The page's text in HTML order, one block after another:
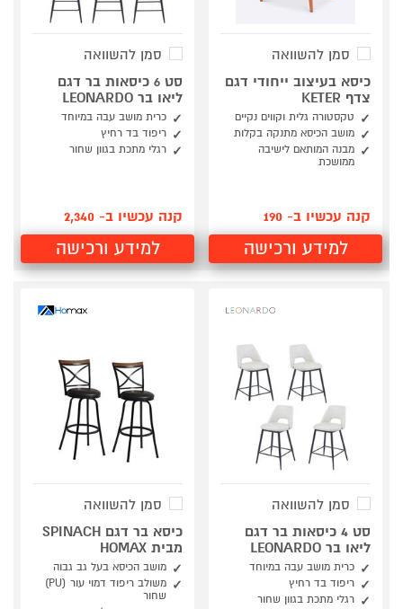
סמן להשוואה
כיסא בעיצוב ייחודי דגם
צדף KETER
טקסטורה גלית וקווים נקיים
מושב הכיסא מתנקה בקלות
מבנה המותאם לישיבה
ממושכת
קנה עכשיו ב- 190
למידע ורכישה
סמן להשוואה
סט 6 כיסאות בר דגם
ליאו בר LEONARDO
כרית מושב עבה במיוחד
ריפוד בד רחיץ
רגלי מתכת בגוון שחור
קנה עכשיו ב- 2,340
למידע ורכישה
סמן להשוואה
סט 4 כיסאות בר דגם
ליאו בר LEONARDO
כרית מושב עבה במיוחד
ריפוד בד רחיץ
רגלי מתכת בגוון שחור
סמן להשוואה
כיסא בר דגם SPINACH
מבית HOMAX
מושב הכיסא בעל גב גבוה
משולב ריפוד דמוי עור (PU)
שחור